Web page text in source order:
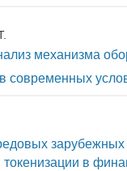
механизма
современных
зарубежных
в